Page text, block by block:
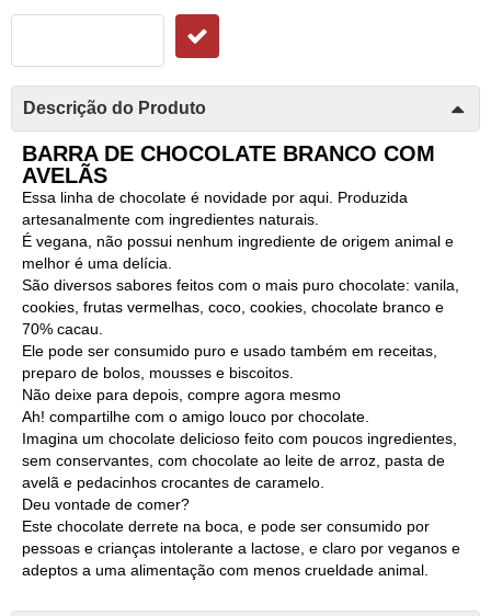
Descrição do Produto
BARRA DE CHOCOLATE BRANCO COM
AVELÃS
Essa linha de chocolate é novidade por aqui. Produzida
artesanalmente com ingredientes naturais.
É vegana, não possui nenhum ingrediente de origem animal e
melhor é uma delícia.
São diversos sabores feitos com o mais puro chocolate: vanila,
cookies, frutas vermelhas, coco, cookies, chocolate branco e
70% cacau.
Ele pode ser consumido puro e usado também em receitas,
preparo de bolos, mousses e biscoitos.
Não deixe para depois, compre agora mesmo
Ah! compartilhe com o amigo louco por chocolate.
Imagina um chocolate delicioso feito com poucos ingredientes,
sem conservantes, com chocolate ao leite de arroz, pasta de
avelã e pedacinhos crocantes de caramelo.
Deu vontade de comer?
Este chocolate derrete na boca, e pode ser consumido por
pessoas e crianças intolerante a lactose, e claro por veganos e
adeptos a uma alimentação com menos crueldade animal.